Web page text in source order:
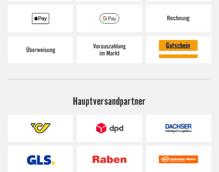
Hauptversandpartner